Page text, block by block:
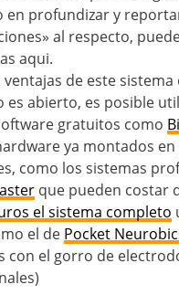
en profundizar y
al respecto,
aqui.
ventajas de este sistema
es abierto, es posible
gratuitos como
ya montados en
como los sistemas
que pueden costar
el sistema completo
el de Pocket
con el gorro de